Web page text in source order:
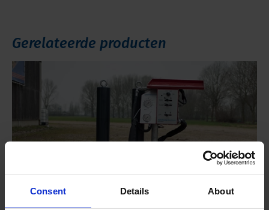
Consent Details About
Gerelateerde producten